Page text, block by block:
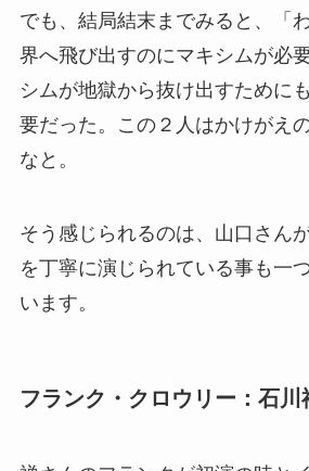
でも、結局結末までみると、「
界へ飛び出すのにマキシムが必
シムが地獄から抜け出すために
要だった。この２人はかけがえ
なと。
そう感じられるのは、山口さん
を丁寧に演じられている事も一
います。
フランク・クロウリー：石川